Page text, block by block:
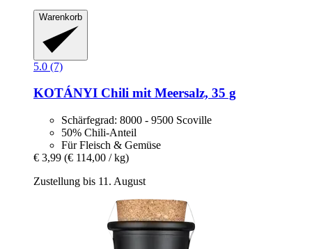
Warenkorb
5.0 (7)
KOTÁNYI Chili mit Meersalz, 35 g
Schärfegrad: 8000 - 9500 Scoville
50% Chili-Anteil
Für Fleisch & Gemüse
€ 3,99 (€ 114,00 / kg)
Zustellung bis 11. August